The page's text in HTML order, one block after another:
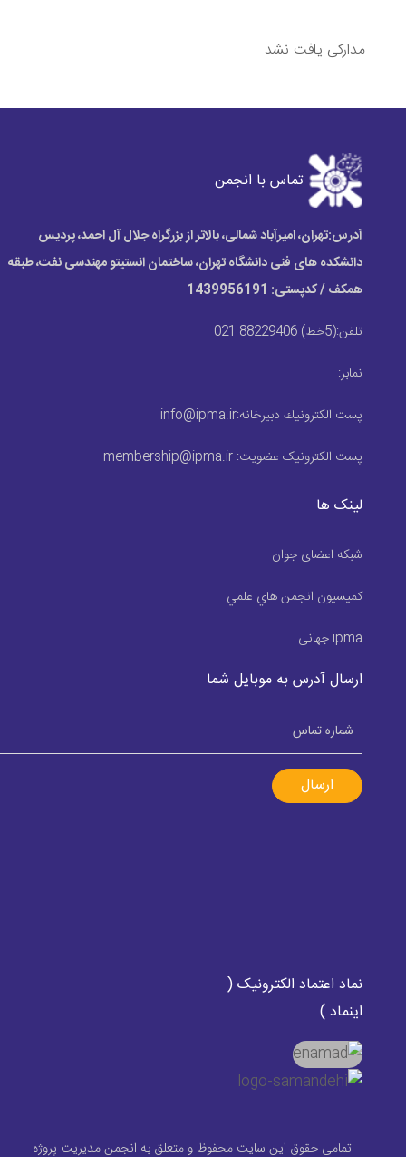
مدارکی یافت نشد
تماس با انجمن
آدرس:تهران، امیرآباد شمالی، بالاتر از بزرگراه جلال آل احمد، پردیس
دانشکده های فنی دانشگاه تهران، ساختمان انستیتو مهندسی نفت، طبقه
همکف / کدپستی: 1439956191
تلفن:(5خط) 88229406 021
نمابر:.
پست الكترونيك دبیرخانه:info@ipma.ir
پست الکترونیک عضویت:membership@ipma.ir
لینک ها
شبکه اعضای جوان
كميسيون انجمن هاي علمي
ipma جهانی
ارسال آدرس به موبایل شما
ارسال
نماد اعتماد الکترونیک (
اینماد )
تمامی حقوق این سایت محفوظ و متعلق به انجمن مدیریت پروژه